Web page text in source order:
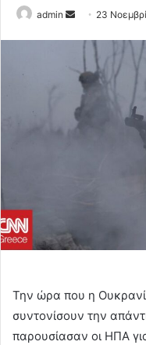
admin
Send
email
23
Την ώρα που η
συντονίσουν την
παρουσίασαν οι ΗΠΑ